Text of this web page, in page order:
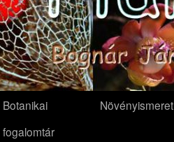
Botanikai
fogalomtár
Növényismeret